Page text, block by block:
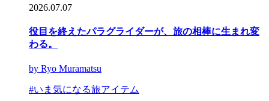
2026.07.07
役目を終えたパラグライダーが、旅の相棒に生まれ変
わる。
by Ryo Muramatsu
#いま気になる旅アイテム